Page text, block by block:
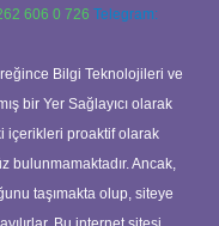
606 0 726 Telegram:
Bilgi Teknolojileri ve
bir Yer Sağlayıcı olarak
içerikleri proaktif olarak
bulunmamaktadır. Ancak,
taşımakta olup, siteye